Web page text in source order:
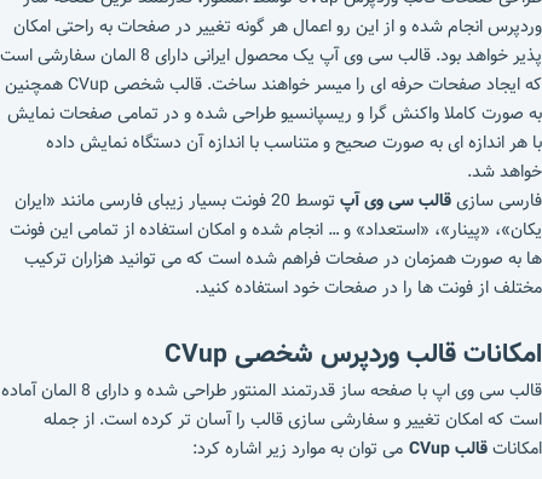
وردپرس انجام شده و از این رو اعمال هر گونه تغییر در صفحات به راحتی امکان
پذیر خواهد بود. قالب سی وی آپ یک محصول ایرانی دارای 8 المان سفارشی است
که ایجاد صفحات حرفه ای را میسر خواهند ساخت. قالب شخصی CVup همچنین
به صورت کاملا واکنش گرا و ریسپانسیو طراحی شده و در تمامی صفحات نمایش
با هر اندازه ای به صورت صحیح و متناسب با اندازه آن دستگاه نمایش داده
خواهد شد.
فارسی سازیقالب سی وی آپ
توسط 20 فونت بسیار زیبای فارسی مانند «ایران
یکان»، «پینار»، «استعداد» و … انجام شده و امکان استفاده از تمامی این فونت
ها به صورت همزمان در صفحات فراهم شده است که می توانید هزاران ترکیب
مختلف از فونت ها را در صفحات خود استفاده کنید.
امکانات قالب وردپرس شخصی CVup
قالب سی وی اپ با صفحه ساز قدرتمند المنتور طراحی شده و دارای 8 المان آماده
است که امکان تغییر و سفارشی سازی قالب را آسان تر کرده است. از جمله
امکاناتقالب CVup می توان به موارد زیر اشاره کرد: